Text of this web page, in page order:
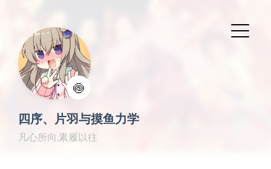
🍥
四序、片羽与摸鱼力学
凡心所向,素履以往